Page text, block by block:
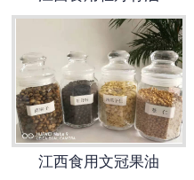
江西食用文冠果油